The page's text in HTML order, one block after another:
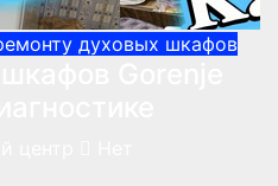
духовых шкафов